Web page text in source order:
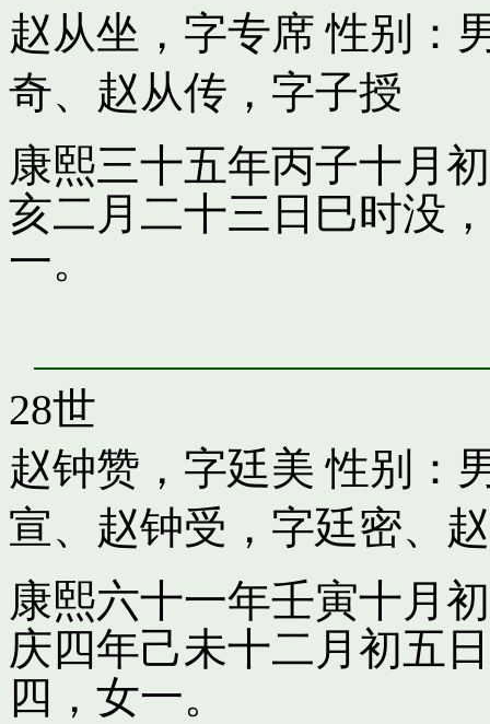
赵从坐，字专席 性别：
奇、 赵从传，字子授
康熙三十五年丙子十月
亥二月二十三日巳时没
一。
28世
赵钟赞，字廷美 性别：
宣、 赵钟受，字廷密、
康熙六十一年壬寅十月
庆四年己未十二月初五
四，女一。